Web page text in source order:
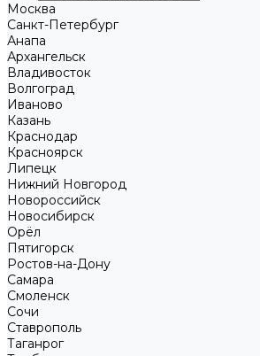
Москва
Санкт-Петербург
Анапа
Архангельск
Владивосток
Волгоград
Иваново
Казань
Краснодар
Красноярск
Липецк
Нижний Новгород
Новороссийск
Новосибирск
Орёл
Пятигорск
Ростов-на-Дону
Самара
Смоленск
Сочи
Ставрополь
Таганрог